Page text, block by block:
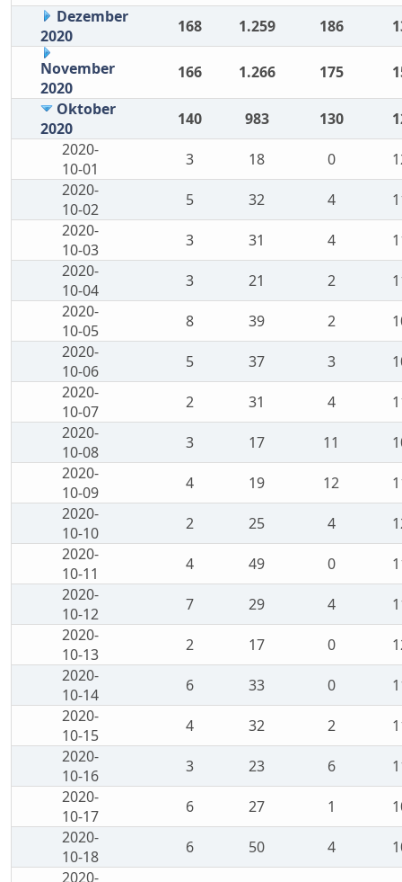
Dezember
2020
168 1.259 186
November
2020
166 1.266 175
Oktober
2020
140 983 130
2020-
10-01
3 18 0
2020-
10-02
5 32 4
2020-
10-03
3 31 4
2020-
10-04
3 21 2
2020-
10-05
8 39 2
2020-
10-06
5 37 3
2020-
10-07
2 31 4
2020-
10-08
3 17 11
2020-
10-09
4 19 12
2020-
10-10
2 25 4
2020-
10-11
4 49 0
2020-
10-12
7 29 4
2020-
10-13
2 17 0
2020-
10-14
6 33 0
2020-
10-15
4 32 2
2020-
10-16
3 23 6
2020-
10-17
6 27 1
2020-
10-18
6 50 4
2020-